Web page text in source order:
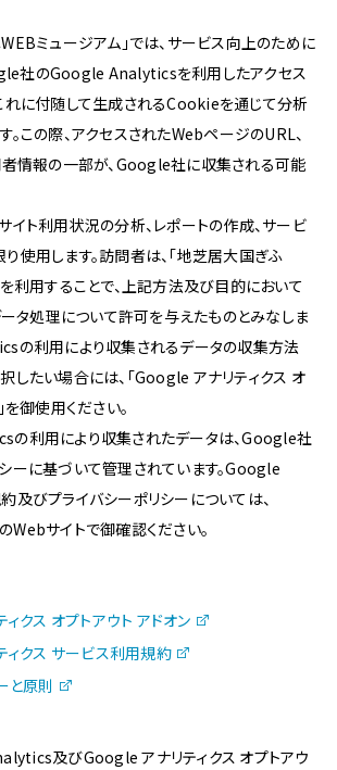
ミュージアム」では、サービス向上のために
社のGoogle Analyticsを利用したアクセス
れに付随して生成されるCookieを通じて分析
。この際、アクセスされたWebページのURL、
情報の一部が、Google社に収集される可能
イト利用状況の分析、レポートの作成、サービ
使用します。訪問者は、「地芝居大国ぎふ
利用することで、上記方法及び目的において
タ処理について許可を与えたものとみなしま
の利用により収集されるデータの収集方法
したい場合には、「Google アナリティクス オ
を御使用ください。
利用により収集されたデータは、Google社
ーに基づいて管理されています。Google
びプライバシーポリシーについては、
サイトで御確認ください。
クス オプトアウト アドオン
クス サービス利用規約
と原則
及びGoogle アナリティクス オプトアウ